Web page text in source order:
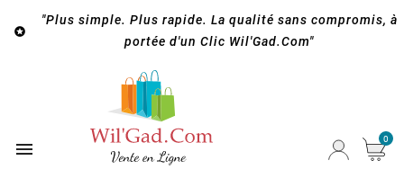

"Plus simple. Plus rapide. La qualité sans compromis, à
portée d'un Clic Wil'Gad.Com"
 0